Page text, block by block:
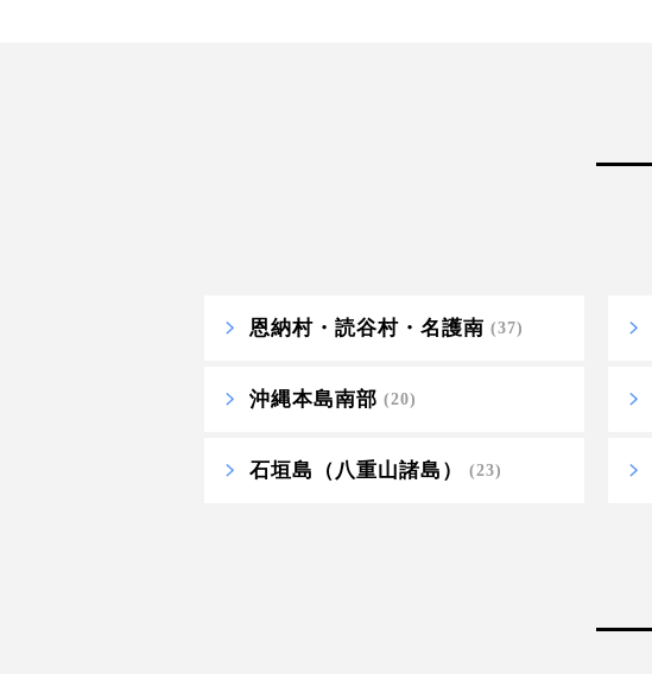
恩納村・読谷村・名護南 (37)
沖縄本島南部 (20)
石垣島（八重山諸島） (23)